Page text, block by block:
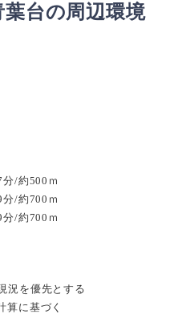
台の周辺環境
/約500ｍ
/約700ｍ
/約700ｍ
況を優先とする
算に基づく